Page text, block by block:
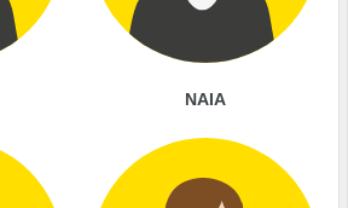
NAIA